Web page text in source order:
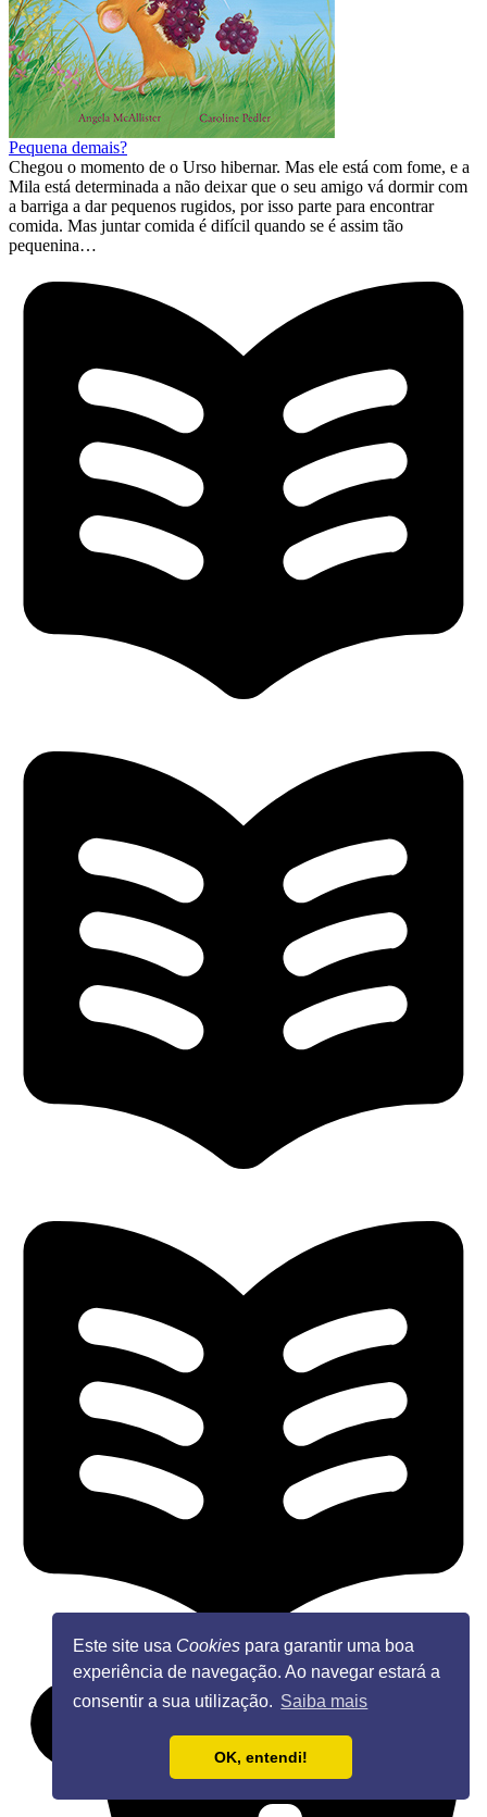
Este site usa Cookies para garantir uma boa
experiência de navegação. Ao navegar estará a
consentir a sua utilização. Saiba mais
OK, entendi!
Pequena demais?
Chegou o momento de o Urso hibernar. Mas ele está com fome, e a
Mila está determinada a não deixar que o seu amigo vá dormir com
a barriga a dar pequenos rugidos, por isso parte para encontrar
comida. Mas juntar comida é difícil quando se é assim tão
pequenina…